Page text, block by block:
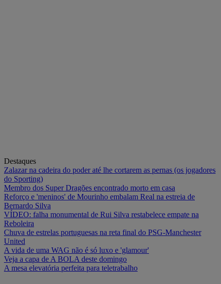
Destaques
Zalazar na cadeira do poder até lhe cortarem as pernas (os jogadores
do Sporting)
Membro dos Super Dragões encontrado morto em casa
Reforço e 'meninos' de Mourinho embalam Real na estreia de
Bernardo Silva
VÍDEO: falha monumental de Rui Silva restabelece empate na
Reboleira
Chuva de estrelas portuguesas na reta final do PSG-Manchester
United
A vida de uma WAG não é só luxo e 'glamour'
Veja a capa de A BOLA deste domingo
A mesa elevatória perfeita para teletrabalho